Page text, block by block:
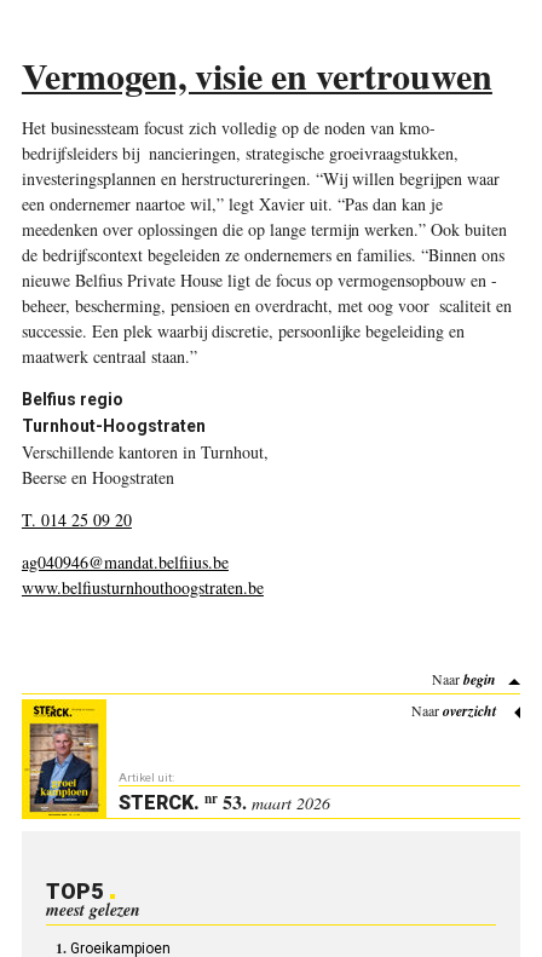
Vermogen, visie en vertrouwen
Het businessteam focust zich volledig op de noden van kmo-
bedrijfsleiders bij ­ nancieringen, strategische groeivraagstukken,
investeringsplannen en herstructureringen. “Wij willen begrijpen waar
een ondernemer naartoe wil,” legt Xavier uit. “Pas dan kan je
meedenken over oplossingen die op lange termijn werken.” Ook buiten
de bedrijfscontext begeleiden ze ondernemers en families. “Binnen ons
nieuwe Bel­fius Private House ligt de focus op vermogensopbouw en -
beheer, bescherming, pensioen en overdracht, met oog voor ­ scaliteit en
successie. Een plek waarbij discretie, persoonlijke begeleiding en
maatwerk centraal staan.”
Belfius regio
Turnhout-Hoogstraten
Verschillende kantoren in Turnhout,
Beerse en Hoogstraten
T. 014 25 09 20
ag040946@mandat.belfiius.be
www.belfiusturnhouthoogstraten.be
Naarbegin
Naaroverzicht
Artikel uit:
STERCK. nr53. maart 2026
TOP5
meest gelezen
Groeikampioen